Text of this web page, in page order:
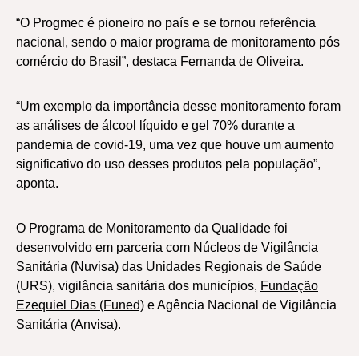
“O Progmec é pioneiro no país e se tornou referência
nacional, sendo o maior programa de monitoramento pós
comércio do Brasil”, destaca Fernanda de Oliveira.
“Um exemplo da importância desse monitoramento foram
as análises de álcool líquido e gel 70% durante a
pandemia de covid-19, uma vez que houve um aumento
significativo do uso desses produtos pela população”,
aponta.
O Programa de Monitoramento da Qualidade foi
desenvolvido em parceria com Núcleos de Vigilância
Sanitária (Nuvisa) das Unidades Regionais de Saúde
(URS), vigilância sanitária dos municípios, Fundação
Ezequiel Dias (Funed) e Agência Nacional de Vigilância
Sanitária (Anvisa).